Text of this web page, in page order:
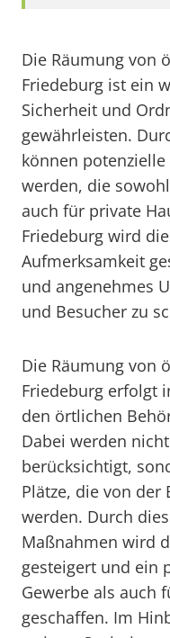
Die Räumung von
Friedeburg ist ein
Sicherheit und
gewährleisten.
können
werden, die
auch für private
Friedeburg wird
Aufmerksamkeit
und angenehmes
und Besucher zu
Die Räumung von
Friedeburg erfolgt
den örtlichen
Dabei werden
berücksichtigt,
Plätze, die von
werden. Durch
Maßnahmen wird
gesteigert und ein
Gewerbe als auch
geschaffen. Im